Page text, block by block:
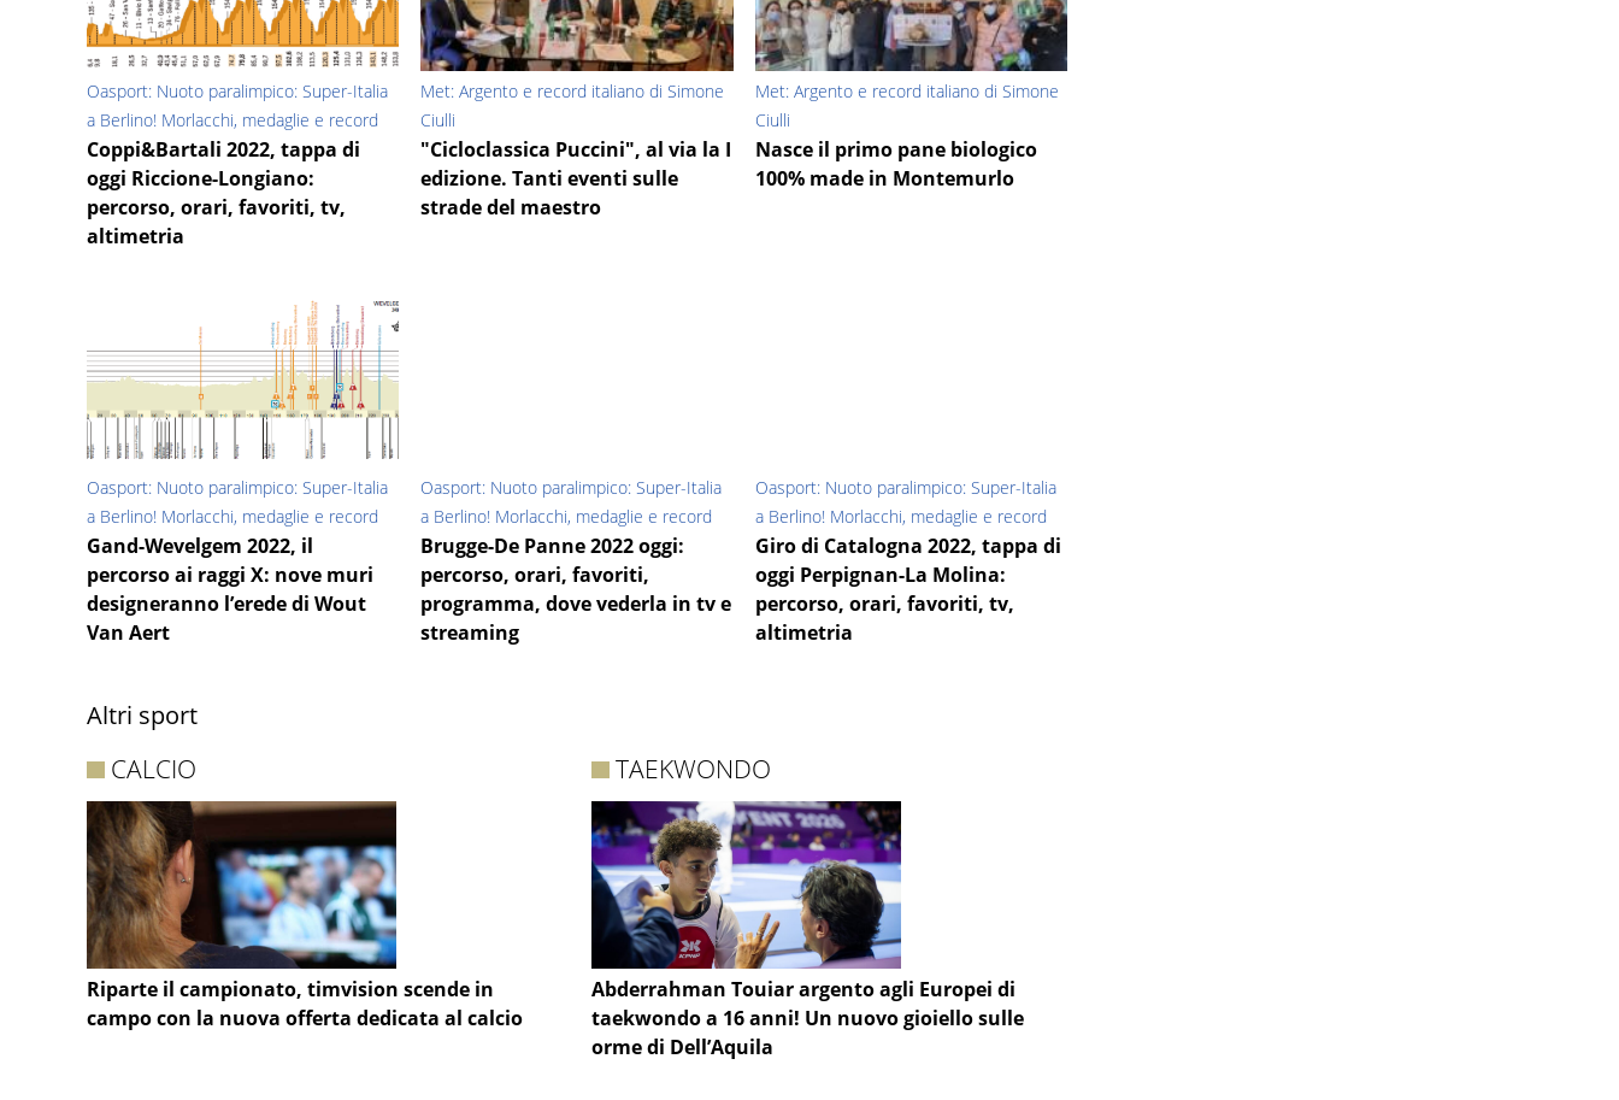
Oasport: Nuoto paralimpico: Super-Italia
a Berlino! Morlacchi, medaglie e record
Coppi&Bartali 2022, tappa di
oggi Riccione-Longiano:
percorso, orari, favoriti, tv,
altimetria
Met: Argento e record italiano di Simone
Ciulli
"Cicloclassica Puccini", al via la I
edizione. Tanti eventi sulle
strade del maestro
Met: Argento e record italiano di Simone
Ciulli
Nasce il primo pane biologico
100% made in Montemurlo
Oasport: Nuoto paralimpico: Super-Italia
a Berlino! Morlacchi, medaglie e record
Gand-Wevelgem 2022, il
percorso ai raggi X: nove muri
designeranno l’erede di Wout
Van Aert
Oasport: Nuoto paralimpico: Super-Italia
a Berlino! Morlacchi, medaglie e record
Brugge-De Panne 2022 oggi:
percorso, orari, favoriti,
programma, dove vederla in tv e
streaming
Oasport: Nuoto paralimpico: Super-Italia
a Berlino! Morlacchi, medaglie e record
Giro di Catalogna 2022, tappa di
oggi Perpignan-La Molina:
percorso, orari, favoriti, tv,
altimetria
Altri sport
CALCIO
Riparte il campionato, timvision scende in
campo con la nuova offerta dedicata al calcio
TAEKWONDO
Abderrahman Touiar argento agli Europei di
taekwondo a 16 anni! Un nuovo gioiello sulle
orme di Dell’Aquila